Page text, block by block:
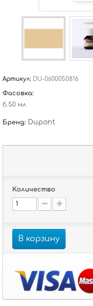
Артикул: DU-0600050816
Фасовка:
б.50 мл
Бренд: Dupont
Количество
В корзину